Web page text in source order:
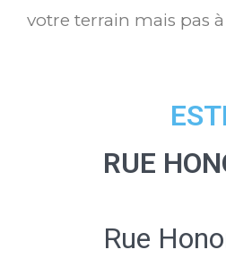
votre terrain mais pas
RUE
Rue